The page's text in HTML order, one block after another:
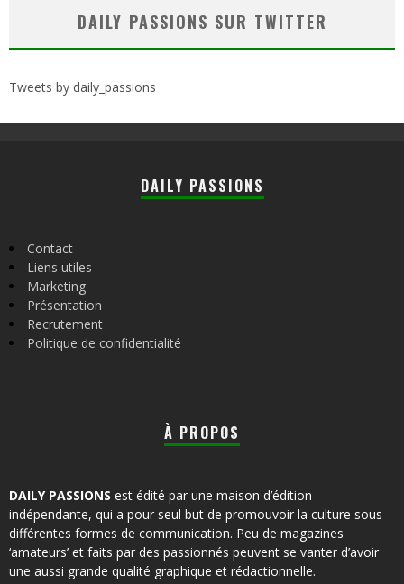
DAILY PASSIONS SUR TWITTER
Tweets by daily_passions
DAILY PASSIONS
Contact
Liens utiles
Marketing
Présentation
Recrutement
Politique de confidentialité
À PROPOS
DAILY PASSIONS est édité par une maison d’édition
indépendante, qui a pour seul but de promouvoir la culture sous
différentes formes de communication. Peu de magazines
‘amateurs’ et faits par des passionnés peuvent se vanter d’avoir
une aussi grande qualité graphique et rédactionnelle.